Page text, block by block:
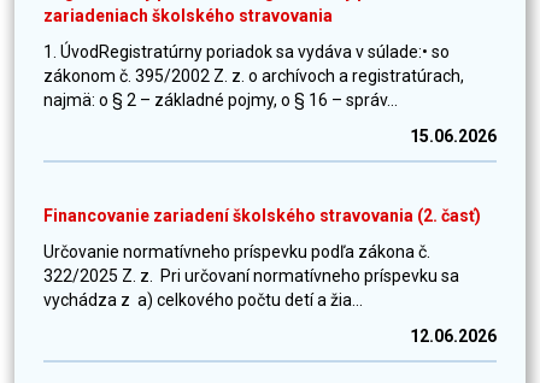
zariadeniach školského stravovania
1. ÚvodRegistratúrny poriadok sa vydáva v súlade:• so
zákonom č. 395/2002 Z. z. o archívoch a registratúrach,
najmä: o § 2 – základné pojmy, o § 16 – správ...
15.06.2026
Financovanie zariadení školského stravovania (2. časť)
Určovanie normatívneho príspevku podľa zákona č.
322/2025 Z. z. Pri určovaní normatívneho príspevku sa
vychádza z a) celkového počtu detí a žia...
12.06.2026